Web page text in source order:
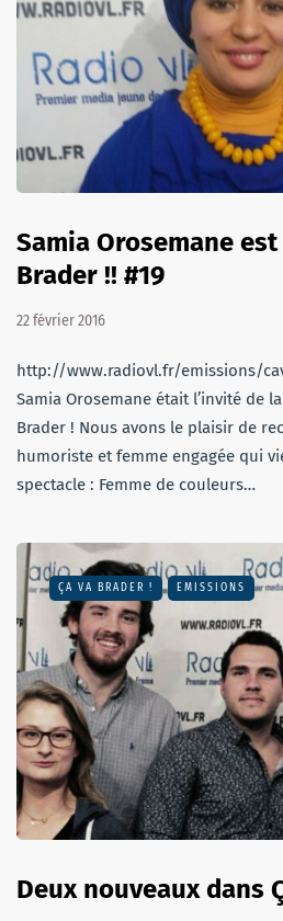
Samia Orosemane est
Brader !! #19
22 février 2016
http://www.radiovl.fr/emissions/
Samia Orosemane était l’invité de
Brader ! Nous avons le plaisir de
humoriste et femme engagée qui
spectacle : Femme de couleurs…
ÇA VA BRADER ! EMISSIONS
Deux nouveaux dans